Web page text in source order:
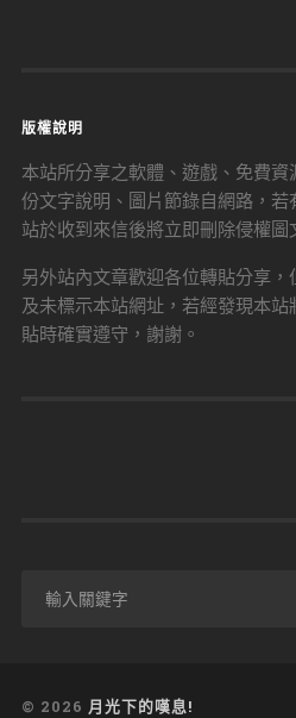
版權說明
本站所分享之軟體、遊戲、免費
份文字說明、圖片節錄自網路，若
站於收到來信後將立即刪除侵權圖
另外站內文章歡迎各位轉貼分享
及未標示本站網址，若經發現本
貼時確實遵守，謝謝。
© 2026 月光下的嘆息!